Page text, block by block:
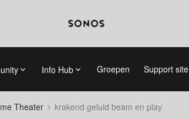
Info Hub Groepen Support site
Theater krakend geluid beam en play